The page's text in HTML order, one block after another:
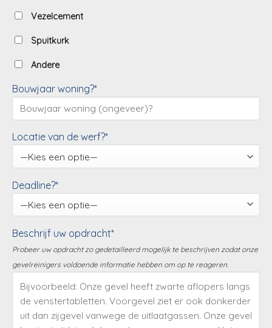
Vezelcement
Spuitkurk
Andere
Bouwjaar woning?*
Locatie van de werf?*
Deadline?*
Beschrijf uw opdracht*
Probeer uw opdracht zo gedetailleerd mogelijk te beschrijven zodat onze
gevelreinigers voldoende informatie hebben om op te reageren.